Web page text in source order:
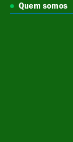
Quem somos